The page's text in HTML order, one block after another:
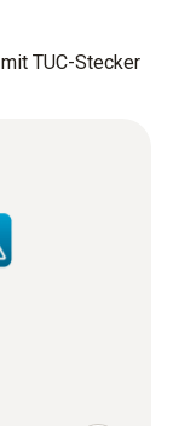
TUC-Stecker